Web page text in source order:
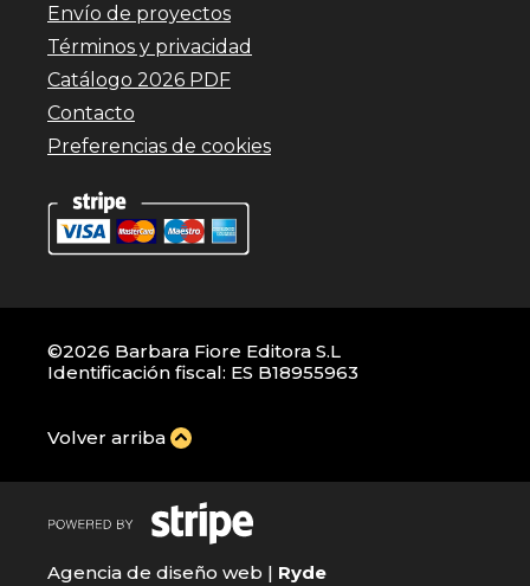
Envío de proyectos
Términos y privacidad
Catálogo 2026 PDF
Contacto
Preferencias de cookies
©2026 Barbara Fiore Editora S.L
Identificación fiscal: ES B18955963
Volver arriba
Agencia de diseño web | Ryde